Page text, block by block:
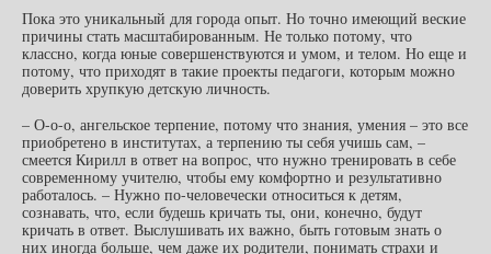
Пока это уникальный для города опыт. Но точно имеющий веские
причины стать масштабированным. Не только потому, что
классно, когда юные совершенствуются и умом, и телом. Но еще и
потому, что приходят в такие проекты педагоги, которым можно
доверить хрупкую детскую личность.
– О-о-о, ангельское терпение, потому что знания, умения – это все
приобретено в институтах, а терпению ты себя учишь сам, –
смеется Кирилл в ответ на вопрос, что нужно тренировать в себе
современному учителю, чтобы ему комфортно и результативно
работалось. – Нужно по-человечески относиться к детям,
сознавать, что, если будешь кричать ты, они, конечно, будут
кричать в ответ. Выслушивать их важно, быть готовым знать о
них иногда больше, чем даже их родители, понимать страхи и